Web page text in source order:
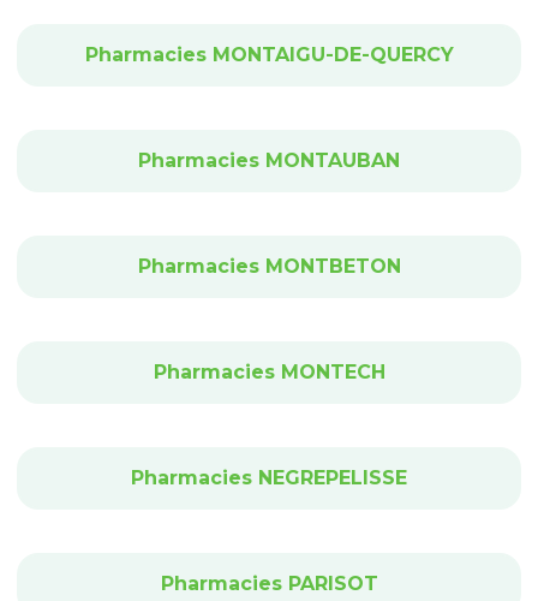
Pharmacies MONTAIGU-DE-QUERCY
Pharmacies MONTAUBAN
Pharmacies MONTBETON
Pharmacies MONTECH
Pharmacies NEGREPELISSE
Pharmacies PARISOT